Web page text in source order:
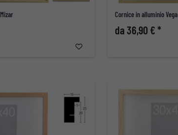
Cornice in alluminio Vega
da 36,90 € *